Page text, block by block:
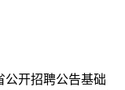
公开招聘公告基础